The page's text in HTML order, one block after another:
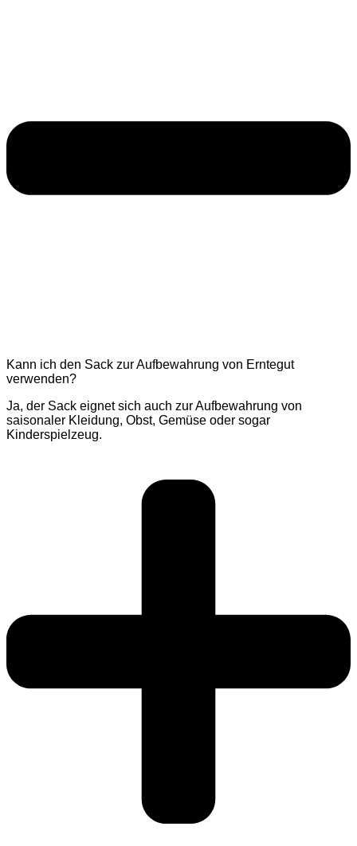
Kann ich den Sack zur Aufbewahrung von Erntegut
verwenden?
Ja, der Sack eignet sich auch zur Aufbewahrung von
saisonaler Kleidung, Obst, Gemüse oder sogar
Kinderspielzeug.